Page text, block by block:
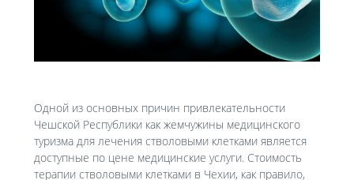
Одной из основных причин привлекательности
Чешской Республики как жемчужины медицинского
туризма для лечения стволовыми клетками является
доступные по цене медицинские услуги. Стоимость
терапии стволовыми клетками в Чехии, как правило,